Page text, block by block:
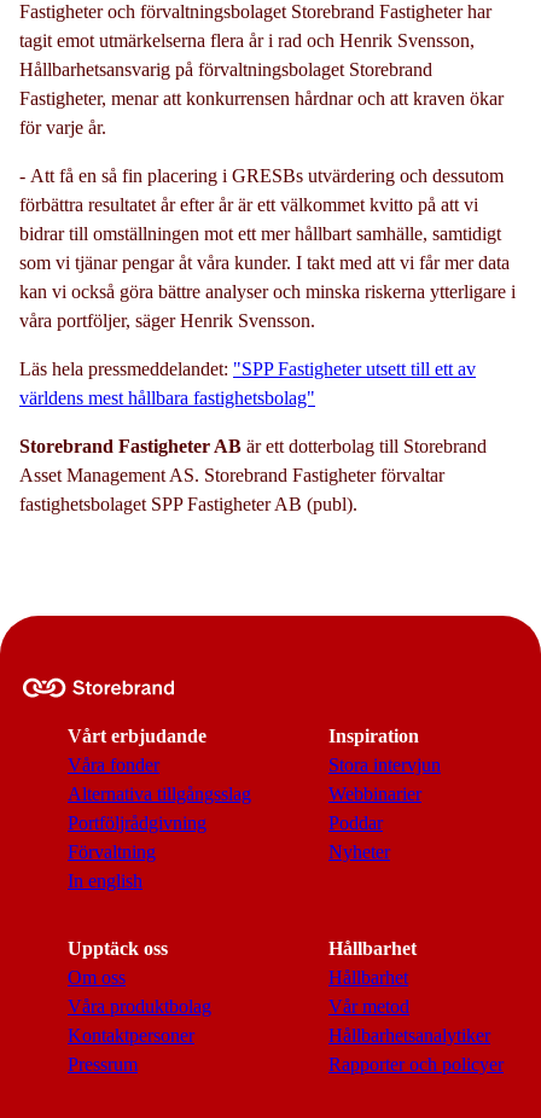
Fastigheter och förvaltningsbolaget Storebrand Fastigheter har
tagit emot utmärkelserna flera år i rad och Henrik Svensson,
Hållbarhetsansvarig på förvaltningsbolaget Storebrand
Fastigheter, menar att konkurrensen hårdnar och att kraven ökar
för varje år.
- Att få en så fin placering i GRESBs utvärdering och dessutom
förbättra resultatet år efter år är ett välkommet kvitto på att vi
bidrar till omställningen mot ett mer hållbart samhälle, samtidigt
som vi tjänar pengar åt våra kunder. I takt med att vi får mer data
kan vi också göra bättre analyser och minska riskerna ytterligare i
våra portföljer, säger Henrik Svensson.
Läs hela pressmeddelandet: "SPP Fastigheter utsett till ett av
världens mest hållbara fastighetsbolag"
Storebrand Fastigheter AB är ett dotterbolag till Storebrand
Asset Management AS. Storebrand Fastigheter förvaltar
fastighetsbolaget SPP Fastigheter AB (publ).
Vårt erbjudande
Våra fonder
Alternativa tillgångsslag
Portföljrådgivning
Förvaltning
In english
Inspiration
Stora intervjun
Webbinarier
Poddar
Nyheter
Upptäck oss
Om oss
Våra produktbolag
Kontaktpersoner
Pressrum
Hållbarhet
Hållbarhet
Vår metod
Hållbarhetsanalytiker
Rapporter och policyer